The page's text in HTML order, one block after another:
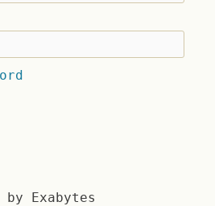
by Exabytes